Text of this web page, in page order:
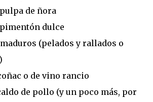
de ñora
pimentón dulce
(pelados y rallados o
o de vino rancio
de pollo (y un poco más, por